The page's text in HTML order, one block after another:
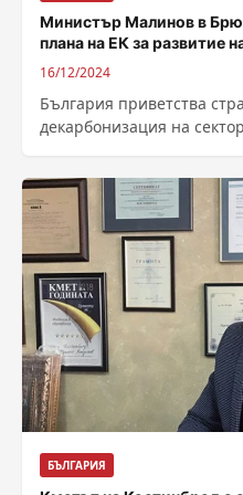
Министър Малинов в
плана на ЕК за развитие
16/12/2024
България приветства
декарбонизация на
действие за...
БЪЛГАРИЯ